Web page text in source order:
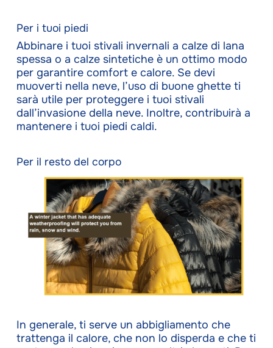
Per i tuoi piedi
Abbinare i tuoi stivali invernali a calze di lana
spessa o a calze sintetiche è un ottimo modo
per garantire comfort e calore. Se devi
muoverti nella neve, l’uso di buone ghette ti
sarà utile per proteggere i tuoi stivali
dall’invasione della neve. Inoltre, contribuirà a
mantenere i tuoi piedi caldi.
Per il resto del corpo
In generale, ti serve un abbigliamento che
trattenga il calore, che non lo disperda e che ti